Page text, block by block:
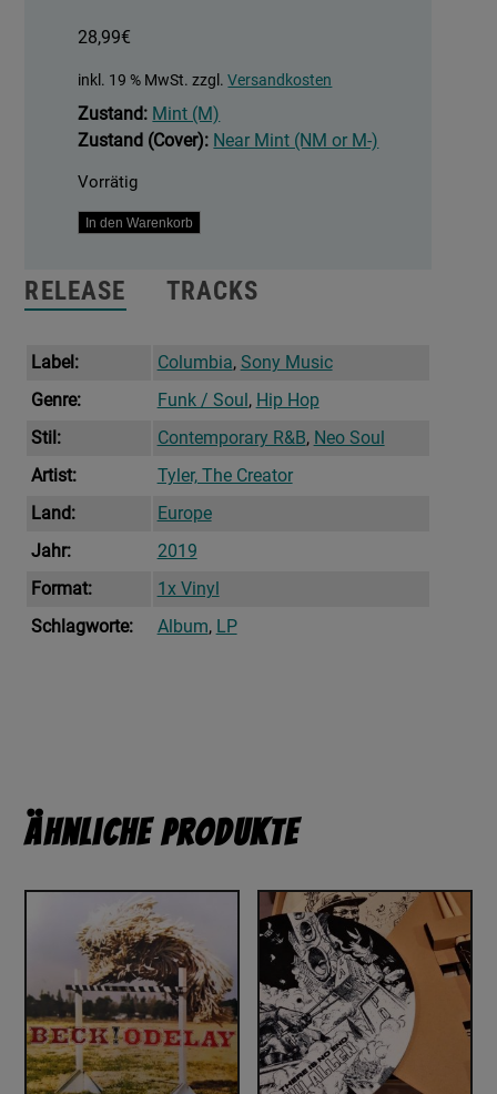
28,99€
inkl. 19 % MwSt. zzgl.Versandkosten
Zustand: Mint (M)
Zustand (Cover): Near Mint (NM or M-)
Vorrätig
Igor
In den Warenkorb
RELEASE TRACKS
Label: Columbia, Sony Music
Genre:
Funk / Soul , Hip Hop
Stil:
Contemporary R&B, Neo Soul
Artist:
Tyler, The Creator
Land:
Europe
Jahr:
2019
Format:
1x Vinyl
Schlagworte:
Album, LP
Ähnliche Produkte